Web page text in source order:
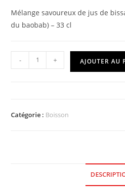
Mélange savoureux de jus de
du baobab) – 33 cl
- + AJOUTER AU
Catégorie : Boisson